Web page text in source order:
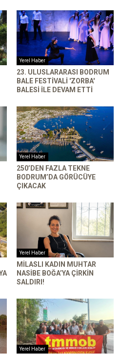
Yerel Haber
23. ULUSLARARASI BODRUM
BALE FESTIVALI 'ZORBA'
BALESI ILE DEVAM ETTI
Yerel Haber
250’DEN FAZLA TEKNE
BODRUM’DA GÖRÜCÜYE
ÇIKACAK
Yerel Haber
MILASLI KADIN MUHTAR
NASIBE BOĞA’YA ÇIRKIN
SALDIRI!
Yerel Haber